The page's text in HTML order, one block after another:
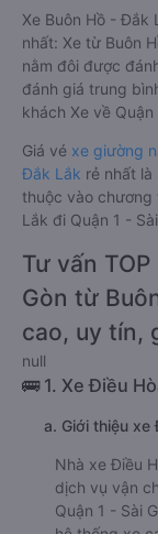
Xe Buôn Hồ - Đắk
nhất: Xe từ Buôn
nằm đôi được
đánh giá trung
khách Xe về
Giá vé xe giường
Đắk Lắk rẻ nhất
thuộc vào chương
Lắk đi Quận 1 -
Tư vấn
Gòn từ
cao, uy tín,
null
🚌 1. Xe Điều
a. Giới thiệu xe
Nhà xe Điều
dịch vụ vận
Quận 1 - Sài